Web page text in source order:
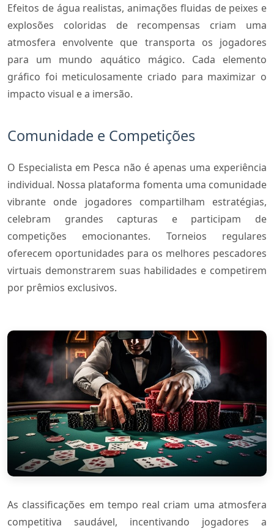
Efeitos de água realistas, animações fluidas de peixes e
explosões coloridas de recompensas criam uma
atmosfera envolvente que transporta os jogadores
para um mundo aquático mágico. Cada elemento
gráfico foi meticulosamente criado para maximizar o
impacto visual e a imersão.
Comunidade e Competições
O Especialista em Pesca não é apenas uma experiência
individual. Nossa plataforma fomenta uma comunidade
vibrante onde jogadores compartilham estratégias,
celebram grandes capturas e participam de
competições emocionantes. Torneios regulares
oferecem oportunidades para os melhores pescadores
virtuais demonstrarem suas habilidades e competirem
por prêmios exclusivos.
As classificações em tempo real criam uma atmosfera
competitiva saudável, incentivando jogadores a